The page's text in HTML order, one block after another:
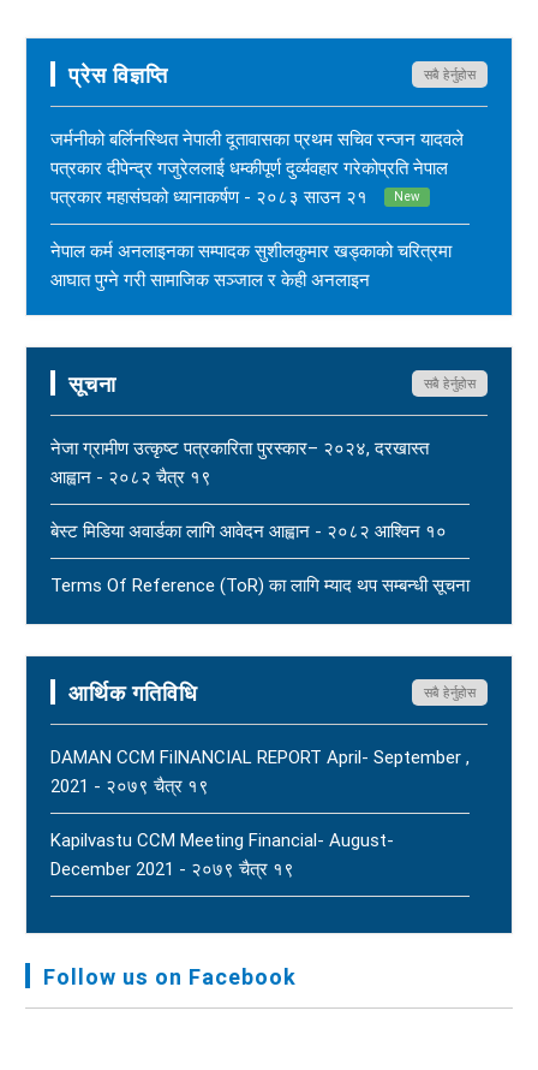
प्रेस विज्ञप्ति सबै हेर्नुहोस
जर्मनीको बर्लिनस्थित नेपाली दूतावासका प्रथम सचिव रन्जन यादवले
पत्रकार दीपेन्द्र गजुरेललाई धम्कीपूर्ण दुर्व्यवहार गरेकोप्रति नेपाल
पत्रकार महासंघको ध्यानाकर्षण - २०८३ साउन २१
New
नेपाल कर्म अनलाइनका सम्पादक सुशीलकुमार खड्काको चरित्रमा
आघात पुग्ने गरी सामाजिक सञ्जाल र केही अनलाइन
महासंघ बैतडी शाखाका अध्यक्ष नरिदत्त बडुलाई पितृशोक परेको दुःखद्
खबरले नेपाल पत्रकार महासंघ स्तब्ध र दुःखी - २०८३ साउन १७
New
धार्मिक सहिष्णुता, सामाजिक सद्भाव र शान्ति कायम राख्न नेपाल
पत्रकार महासंघको आग्रह - २०८३ साउन १५
New
सूचना सबै हेर्नुहोस
नेजा ग्रामीण उत्कृष्ट पत्रकारिता पुरस्कार– २०२४, दरखास्त
आह्वान - २०८२ चैत्र १९
बेस्ट मिडिया अवार्डका लागि आवेदन आह्वान - २०८२ आश्विन १०
Terms Of Reference (ToR) का लागि म्याद थप सम्बन्धी सूचना
आर्थिक गतिविधि सबै हेर्नुहोस
DAMAN CCM FiINANCIAL REPORT April- September ,
2021 - २०७९ चैत्र १९
Kapilvastu CCM Meeting Financial- August-
December 2021 - २०७९ चैत्र १९
Audit Report FY-2076-077 - २०७७ कार्तिक २३
Follow us on Facebook